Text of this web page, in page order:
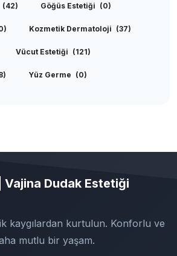
(42) Göğüs Estetiği (0)
Kozmetik Dermatoloji (37)
Vücut Estetiği (121)
Yüz Germe (0)
Dudak Estetiği
kaygılardan kurtulun. Konforlu ve
mutlu bir yaşam.